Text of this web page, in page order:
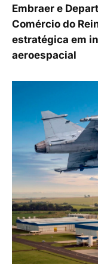
Embraer e
Comércio do
estratégica em
aeroespacial